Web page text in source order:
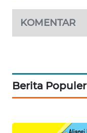
KOMENTAR
Berita Populer
METRO
MEDAN
METRO
JAKARTA
NEWS
KRT